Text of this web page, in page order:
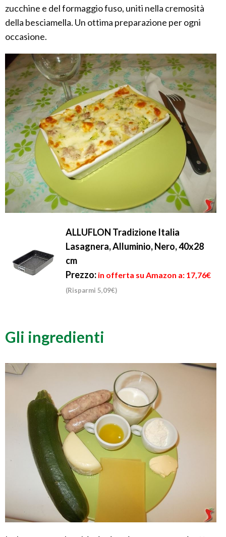
zucchine e del formaggio fuso, uniti nella cremosità
della besciamella. Un ottima preparazione per ogni
occasione.
ALLUFLON Tradizione Italia
Lasagnera, Alluminio, Nero, 40x28
cm
Prezzo: in offerta su Amazon a: 17,76€
(Risparmi 5,09€)
Gli ingredienti